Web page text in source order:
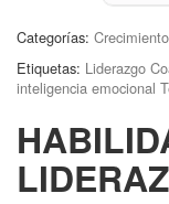
Categorías:
Etiquetas: Liderazgo
inteligencia emocional